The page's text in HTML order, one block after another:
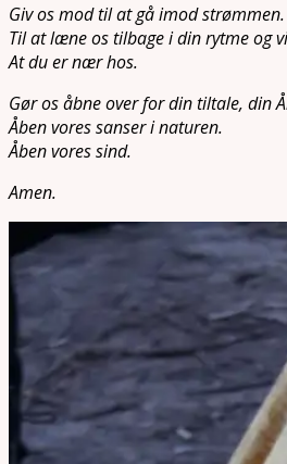
Giv os mod til at gå imod strømmen.
Til at læne os tilbage i din rytme og
At du er nær hos.
Gør os åbne over for din tiltale, din
Åben vores sanser i naturen.
Åben vores sind.
Amen.